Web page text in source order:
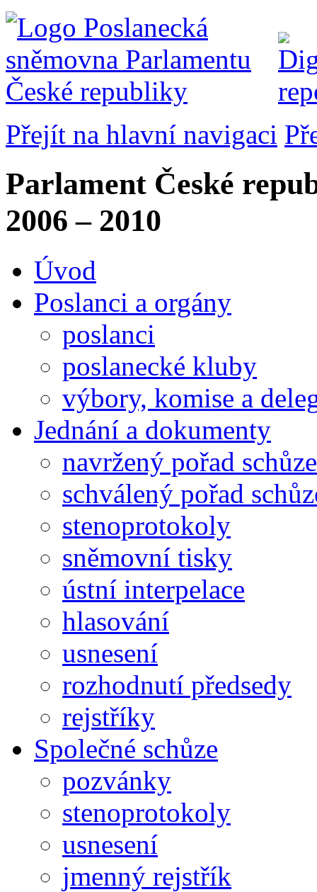
Přejít na hlavní navigaci
Parlament České
2006 – 2010
Úvod
Poslanci a orgány
poslanci
poslanecké kluby
výbory, komise a
Jednání a dokumenty
navržený pořad schůze
schválený pořad
stenoprotokoly
sněmovní tisky
ústní interpelace
hlasování
usnesení
rozhodnutí předsedy
rejstříky
Společné schůze
pozvánky
stenoprotokoly
usnesení
jmenný rejstřík